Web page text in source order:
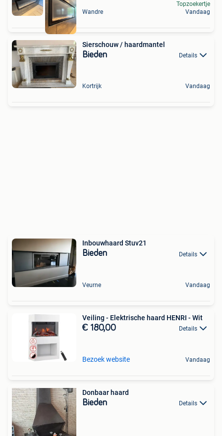
Wandre
Topzoekertje
Vandaag
Sierschouw / haardmantel
Bieden Details
Kortrijk Vandaag
Inbouwhaard Stuv21
Bieden Details
Veurne Vandaag
Veiling - Elektrische haard HENRI - Wit
€ 180,00 Details
Bezoek website Vandaag
Donbaar haard
Bieden Details